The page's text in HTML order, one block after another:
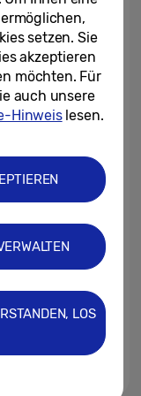
seine
TVs
für lebhafte
auf
setzen. Sie
akzeptieren
möchten. Für
auch unsere
Hinweislesen.
LOS